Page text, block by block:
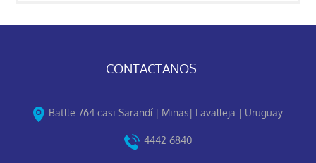
CONTACTANOS
Batlle 764 casi Sarandí | Minas| Lavalleja | Uruguay
4442 6840